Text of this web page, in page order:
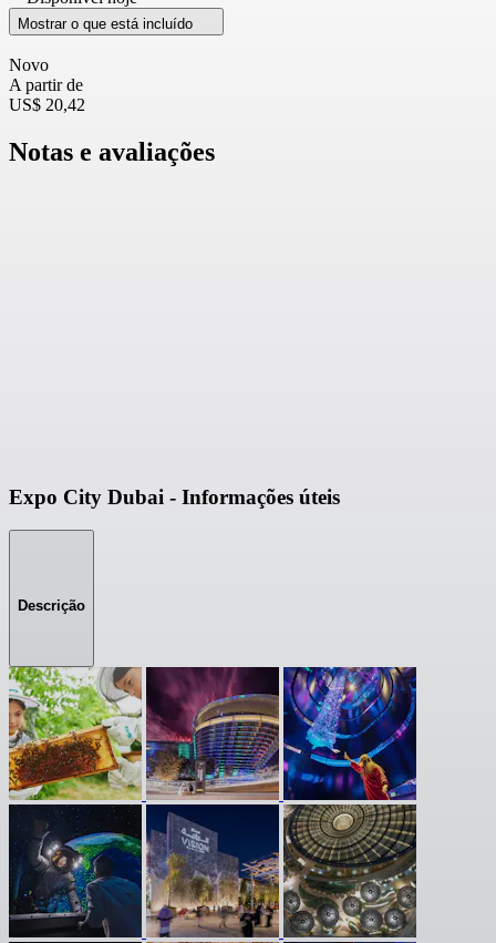
Mostrar o que está incluído
Novo
A partir de
US$ 20,42
Notas e avaliações
Expo City Dubai - Informações úteis
Descrição